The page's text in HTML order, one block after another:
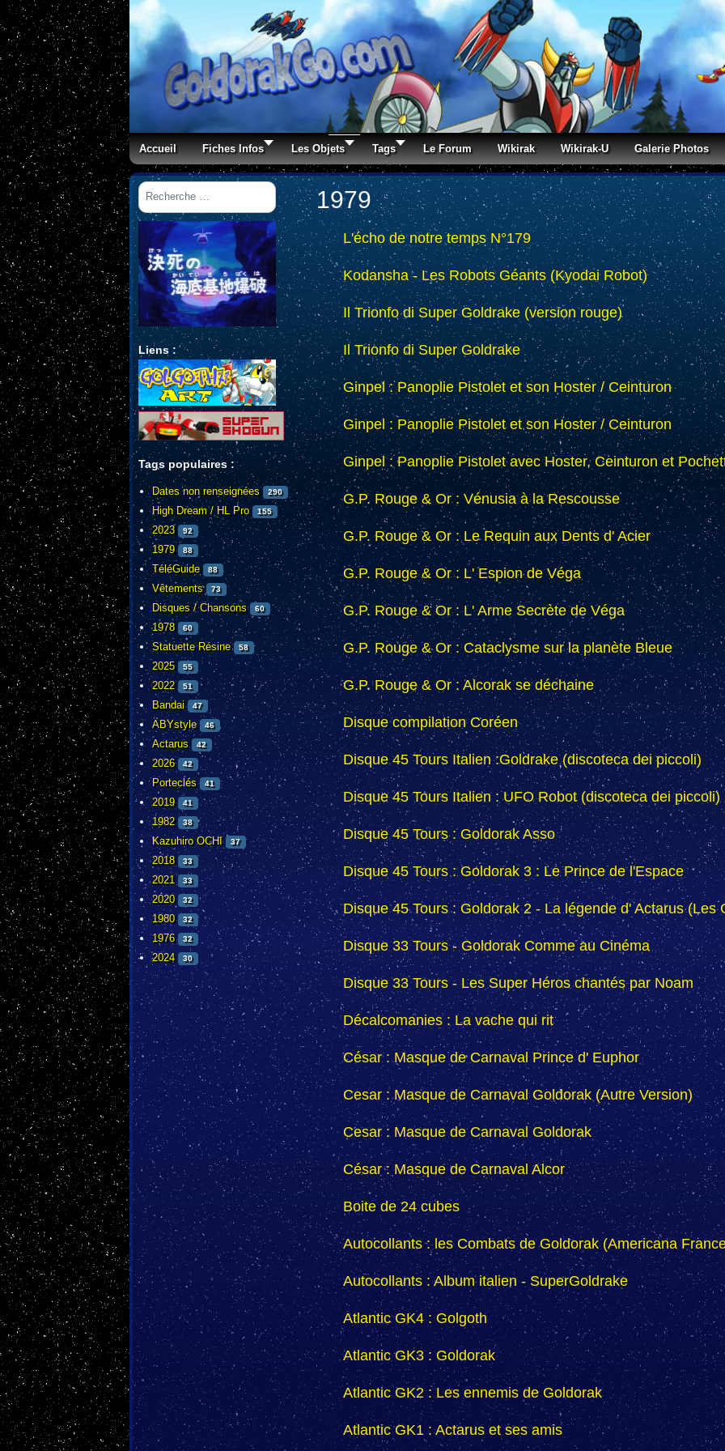
Accueil Fiches Infos Les Objets Tags Le Forum Wikirak Wikirak-U Galerie Photos
Rechercher
Liens :
Tags populaires :
Dates non renseignées 290
High Dream / HL Pro 155
2023 92
1979 88
TéléGuide 88
Vêtements 73
Disques / Chansons 60
1978 60
Statuette Résine 58
2025 55
2022 51
Bandai 47
ABYstyle 46
Actarus 42
2026 42
Porteclés 41
2019 41
1982 38
Kazuhiro OCHI 37
2018 33
2021 33
2020 32
1980 32
1976 32
2024 30
1979
L'écho de notre temps N°179
Kodansha - Les Robots Géants (Kyodai Robot)
Il Trionfo di Super Goldrake (version rouge)
Il Trionfo di Super Goldrake
Ginpel : Panoplie Pistolet et son Hoster / Ceinturon
Ginpel : Panoplie Pistolet et son Hoster / Ceinturon
Ginpel : Panoplie Pistolet avec Hoster, Ceinturon et
G.P. Rouge & Or : Vénusia à la Rescousse
G.P. Rouge & Or : Le Requin aux Dents d' Acier
G.P. Rouge & Or : L' Espion de Véga
G.P. Rouge & Or : L' Arme Secrète de Véga
G.P. Rouge & Or : Cataclysme sur la planète Bleue
G.P. Rouge & Or : Alcorak se déchaine
Disque compilation Coréen
Disque 45 Tours Italien :Goldrake (discoteca dei piccoli)
Disque 45 Tours Italien : UFO Robot (discoteca dei piccoli)
Disque 45 Tours : Goldorak Asso
Disque 45 Tours : Goldorak 3 : Le Prince de l'Espace
Disque 45 Tours : Goldorak 2 - La légende d' Actarus (Les
Disque 33 Tours - Goldorak Comme au Cinéma
Disque 33 Tours - Les Super Héros chantés par Noam
Décalcomanies : La vache qui rit
César : Masque de Carnaval Prince d' Euphor
Cesar : Masque de Carnaval Goldorak (Autre Version)
Cesar : Masque de Carnaval Goldorak
César : Masque de Carnaval Alcor
Boite de 24 cubes
Autocollants : les Combats de Goldorak (Americana
Autocollants : Album italien - SuperGoldrake
Atlantic GK4 : Golgoth
Atlantic GK3 : Goldorak
Atlantic GK2 : Les ennemis de Goldorak
Atlantic GK1 : Actarus et ses amis